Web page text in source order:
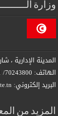
وزارة
المدينة الإدارية ،
الهاتف: 70243800/ 70243801
البريد إلكتروني: contact@minal.state.tn
المزيد من